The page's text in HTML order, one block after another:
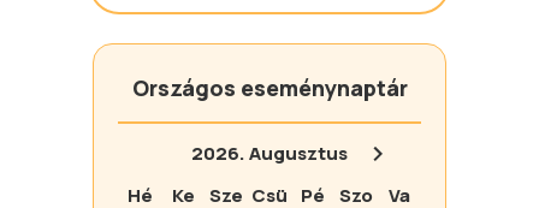
Országos eseménynaptár
2026.Augusztus
Hé
Ke Sze Csü Pé Szo
Va